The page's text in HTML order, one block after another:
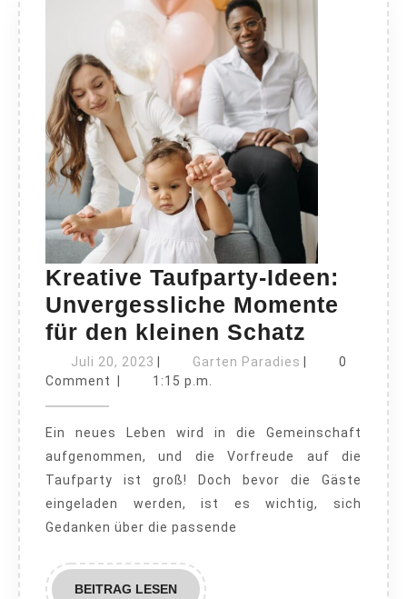
Kreative Taufparty-Ideen:
Unvergessliche Momente
für den kleinen Schatz Kreative
für
den
kleinen
Juli 20, 2023 Juli
20,
Garten Paradies Garten
0
Comment
1:15 p.m.
Ein neues Leben wird in die Gemeinschaft
aufgenommen, und die Vorfreude auf die
Taufparty ist groß! Doch bevor die Gäste
eingeladen werden, ist es wichtig, sich
Gedanken über die passende
BEITRAG LESENBEITRAG